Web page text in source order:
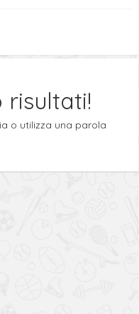
o utilizza una parola